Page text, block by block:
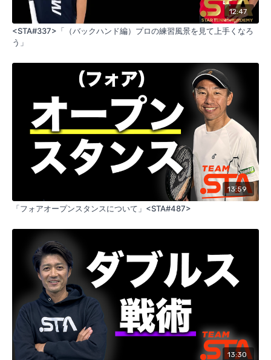
12:47
<STA#337>「（バックハンド編）プロの練習風景を見て上手くなろ
う」
13:59
「フォアオープンスタンスについて」<STA#487>
13:30